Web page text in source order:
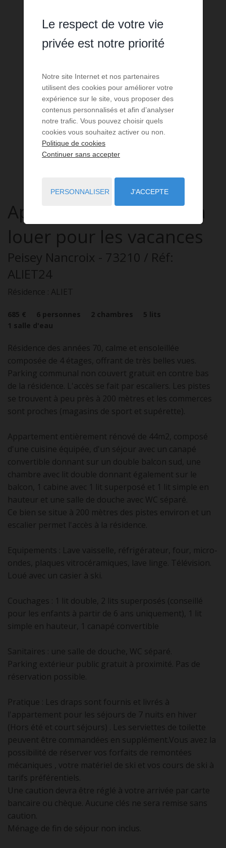
Appartement3 pièces
à
louer pour les vacances
Peisey Nancroix - 73210 / Réf:
ALIET24
Résidence : ALIET
685 € 6 personnes 2 chambres 5 lits
1 salle d'eau
Résidence des années 70, calme et ensoleillée
composée de 4 étages, offrant de très belles vues.
Parking communal non couvert gratuit en contre bas
de la résidence. L'accès se fait par escaliers. Les pistes
se trouvent à peu près à 200 mètres et les commerces
sont proches (magasins de sport et supérette).
Appartement entièrement rénové de 44m2, composé
d'une cuisine équipée, d'un séjour avec un canapé
convertible donnant sur un double balcon sud, une
chambre avec lit double donnant également sur le
balcon, 1 cabine avec 1 lit superposé et 1 lit simple en
hauteur et une salle de douche avec WC séparé.
Ce bien se situe à 200 mètres des pistes environ et un
escalier permet l'accès à la résidence.
Equipements : Lave vaisselle, réfrigérateur, four, micro-
ondes, plaques vitrocéramiques, lave linge. Télévision.
Loué avec un casier à ski.
Couchages : 1 lit double, 2 lits superposés (conseillé
pour les enfants à partir de 6 ans uniquement), 1 lit
simple en hauteur, 1 canapé convertible
Sanitaires : une salle de douche, WC séparé.
Parking extérieur public gratuit à proximité. Pas de
réservation possible.
Pratique : Les draps sont fournis et livrés à
l'appartement pour les séjours de 7 nuits en hiver
(Hors été et court séjours) . Les serviettes de toilette
peuvent être commandées en supplément.Vous avez la
possibilité de réserver vos forfaits de remontées
mécaniques , votre matériel de ski et vos cours de ski à
tarifs préférentiels.
Une caution devra être réglé à votre arrivée par carte
bancaire ou chèque. Aucune clés ne sera remise sans
caution.
Ménage de fin de séjour non inclus.
Le respect de votre vie
privée est notre priorité
Notre site Internet et nos partenaires
utilisent des cookies pour améliorer votre
expérience sur le site, vous proposer des
contenus personnalisés et afin d’analyser
notre trafic. Vous pouvez choisir quels
cookies vous souhaitez activer ou non.
Politique de cookies
Continuer sans accepter
PERSONNALISER J'ACCEPTE